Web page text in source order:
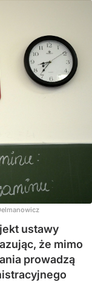
ustawy
że mimo
prowadzą